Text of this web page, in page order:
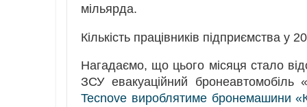
мільярда.
Кількість працівників підприємства у
Нагадаємо, що цього місяця стало
ЗСУ евакуаційний
Tecnove вироблятиме бронемашини